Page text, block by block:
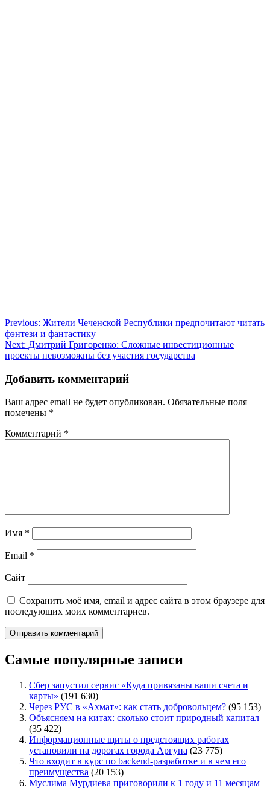
Навигация
по
записям
Previous: Жители Чеченской Республики предпочитают читать
фэнтези и фантастику
Next: Дмитрий Григоренко: Сложные инвестиционные
проекты невозможны без участия государства
Добавить комментарий
Ваш адрес email не будет опубликован. Обязательные поля
помечены *
Комментарий *
Имя *
Email *
Сайт
Сохранить моё имя, email и адрес сайта в этом браузере для
последующих моих комментариев.
Самые популярные записи
Сбер запустил сервис «Куда привязаны ваши счета и
карты» (191 630)
Через РУС в «Ахмат»: как стать добровольцем? (95 153)
Объясняем на китах: сколько стоит природный капитал
(35 422)
Информационные щиты о предстоящих работах
установили на дорогах города Аргуна (23 775)
Что входит в курс по backend-разработке и в чем его
преимущества (20 153)
Муслима Мурдиева приговорили к 1 году и 11 месяцам